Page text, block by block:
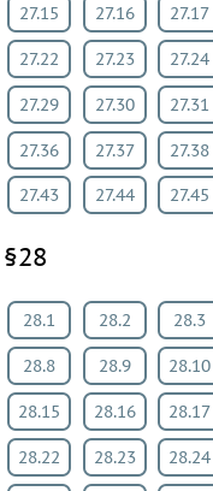
27.15 27.16 27.17
27.22 27.23 27.24
27.29 27.30 27.31
27.36 27.37 27.38
27.43 27.44 27.45
§28
28.1 28.2 28.3
28.8 28.9 28.10
28.15 28.16 28.17
28.22 28.23 28.24